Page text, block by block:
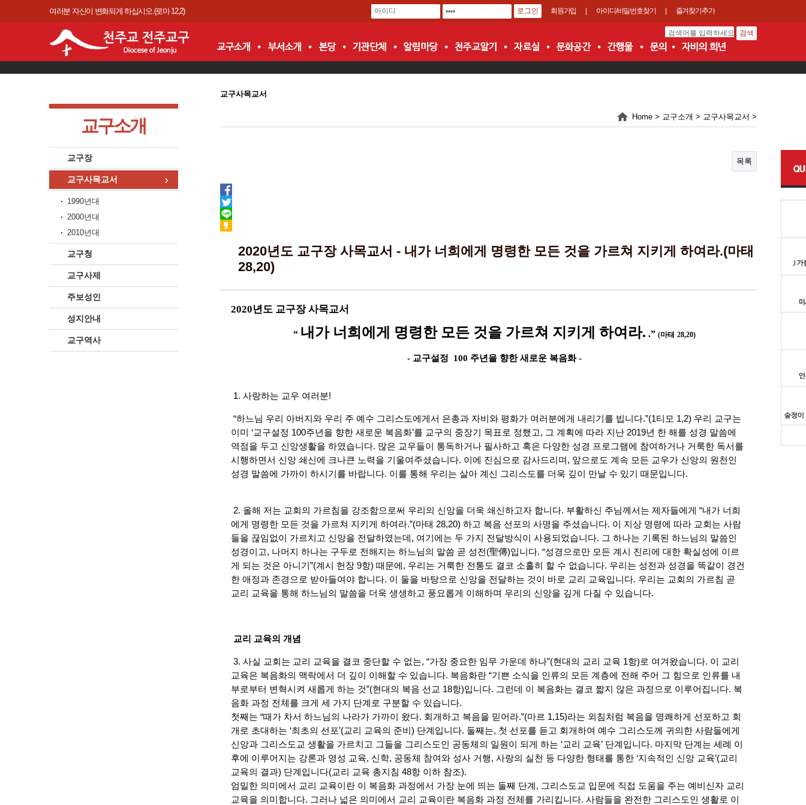
여러분 자신이 변화되게 하십시오.(로마 12,2) 회원가입 | 아이디/비밀번호찾기 | 즐겨찾기추가
교구소개
교구장
교구사목교서
1990년대
2000년대
2010년대
교구청
교구사제
주보성인
성지안내
교구역사
교구사목교서
Home > 교구소개 > 교구사목교서 >
목록
2020년도 교구장 사목교서 - 내가 너희에게 명령한 모든 것을 가르쳐 지키게 하여라.(마태
28,20)
2020년도 교구장 사목교서
“ 내가 너희에게 명령한 모든 것을 가르쳐 지키게 하여라. .” (마태 28,20)
- 교구설정 100 주년을 향한 새로운 복음화 -
1. 사랑하는 교우 여러분!
“하느님 우리 아버지와 우리 주 예수 그리스도에게서 은총과 자비와 평화가 여러분에게 내리기를 빕니다.”(1티모 1,2) 우리 교구는
이미 ‘교구설정 100주년을 향한 새로운 복음화’를 교구의 중장기 목표로 정했고, 그 계획에 따라 지난 2019년 한 해를 성경 말씀에
역점을 두고 신앙생활을 하였습니다. 많은 교우들이 통독하거나 필사하고 혹은 다양한 성경 프로그램에 참여하거나 거룩한 독서를
시행하면서 신앙 쇄신에 크나큰 노력을 기울여주셨습니다. 이에 진심으로 감사드리며, 앞으로도 계속 모든 교우가 신앙의 원천인
성경 말씀에 가까이 하시기를 바랍니다. 이를 통해 우리는 살아 계신 그리스도를 더욱 깊이 만날 수 있기 때문입니다.
2. 올해 저는 교회의 가르침을 강조함으로써 우리의 신앙을 더욱 쇄신하고자 합니다. 부활하신 주님께서는 제자들에게 “내가 너희
에게 명령한 모든 것을 가르쳐 지키게 하여라.”(마태 28,20) 하고 복음 선포의 사명을 주셨습니다. 이 지상 명령에 따라 교회는 사람
들을 끊임없이 가르치고 신앙을 전달하였는데, 여기에는 두 가지 전달방식이 사용되었습니다. 그 하나는 기록된 하느님의 말씀인
성경이고, 나머지 하나는 구두로 전해지는 하느님의 말씀 곧 성전(聖傳)입니다. “성경으로만 모든 계시 진리에 대한 확실성에 이르
게 되는 것은 아니기”(계시 헌장 9항) 때문에, 우리는 거룩한 전통도 결코 소홀히 할 수 없습니다. 우리는 성전과 성경을 똑같이 경건
한 애정과 존경으로 받아들여야 합니다. 이 둘을 바탕으로 신앙을 전달하는 것이 바로 교리 교육입니다. 우리는 교회의 가르침 곧
교리 교육을 통해 하느님의 말씀을 더욱 생생하고 풍요롭게 이해하며 우리의 신앙을 깊게 다질 수 있습니다.
교리 교육의 개념
3. 사실 교회는 교리 교육을 결코 중단할 수 없는, “가장 중요한 임무 가운데 하나”(현대의 교리 교육 1항)로 여겨왔습니다. 이 교리
교육은 복음화의 맥락에서 더 깊이 이해할 수 있습니다. 복음화란 “기쁜 소식을 인류의 모든 계층에 전해 주어 그 힘으로 인류를 내
부로부터 변혁시켜 새롭게 하는 것”(현대의 복음 선교 18항)입니다. 그런데 이 복음화는 결코 짧지 않은 과정으로 이루어집니다. 복
음화 과정 전체를 크게 세 가지 단계로 구분할 수 있습니다.
첫째는 “때가 차서 하느님의 나라가 가까이 왔다. 회개하고 복음을 믿어라.”(마르 1,15)라는 외침처럼 복음을 명쾌하게 선포하고 회
개로 초대하는 ‘최초의 선포’(교리 교육의 준비) 단계입니다. 둘째는, 첫 선포를 듣고 회개하여 예수 그리스도께 귀의한 사람들에게
신앙과 그리스도교 생활을 가르치고 그들을 그리스도인 공동체의 일원이 되게 하는 ‘교리 교육’ 단계입니다. 마지막 단계는 세례 이
후에 이루어지는 강론과 영성 교육, 신학, 공동체 참여와 성사 거행, 사랑의 실천 등 다양한 형태를 통한 ‘지속적인 신앙 교육’(교리
교육의 결과) 단계입니다(교리 교육 총지침 48항 이하 참조).
엄밀한 의미에서 교리 교육이란 이 복음화 과정에서 가장 눈에 띄는 둘째 단계, 그리스도교 입문에 직접 도움을 주는 예비신자 교리
교육을 의미합니다. 그러나 넓은 의미에서 교리 교육이란 복음화 과정 전체를 가리킵니다. 사람들을 완전한 그리스도인 생활로 이